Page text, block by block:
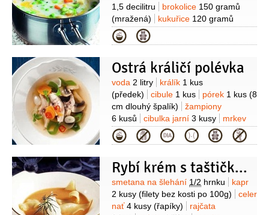
1,5 decilitru
brokolice 150 gramů
(mražená)
kukuřice 120 gramů
(mražená)
(mražená)
kedlubna1 kus
(středně velká oloupaná)
máslo
40 gramů
Kategorie
Ostrá králičí polévka
Suroviny
voda 2 litry králík 1 kus
(předek)
cibule 1 kus pórek 1 kus (8
cm dlouhý špalík)
žampiony
6 kusů
cibulka jarní 3 kusy
mrkev
2 kusy
česnek4 stroužky
paprika
chilli1 kus
Kategorie
Rybí krém s taštičkami
Suroviny
smetana na šlehání 1/2 hrnku
kapr
2 kusy (filety bez kosti po 100g)
celer
nať4 kusy (řapíky)
rajčata